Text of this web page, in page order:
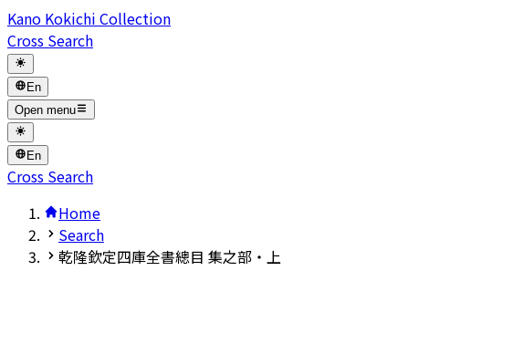
Kano Kokichi Collection
Cross Search
En
Open menu
En
Cross Search
Home
Search
乾隆欽定四庫全書總目 集之部・上